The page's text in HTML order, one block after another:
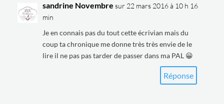
sandrine Novembre sur 22 mars 2016 à 10 h 16
min
Je en connais pas du tout cette écrivian mais du
coup ta chronique me donne très très envie de le
lire il ne pas pas tarder de passer dans ma PAL 😀
Réponse